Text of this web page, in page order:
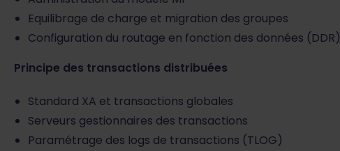
Equilibrage de charge et migration des groupes
Configuration du routage en fonction des données (DDR)
Principe des transactions distribuées
Standard XA et transactions globales
Serveurs gestionnaires des transactions
Paramétrage des logs de transactions (TLOG)